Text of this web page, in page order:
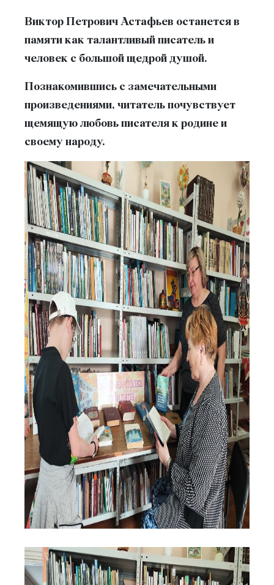
Виктор Петрович Астафьев останется в
памяти как талантливый писатель и
человек с большой щедрой душой.
Познакомившись с замечательными
произведениями, читатель почувствует
щемящую любовь писателя к родине и
своему народу.